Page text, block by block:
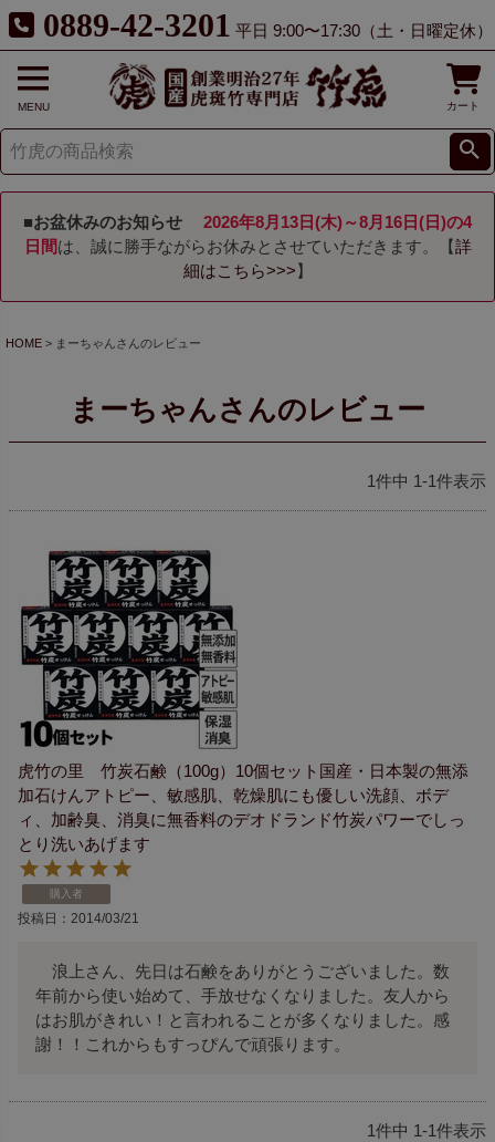
0889-42-3201 平日 9:00〜17:30（土・日曜定休）
MENU カート
■お盆休みのお知らせ
2026年8月13日(木)～8月16日(日)の4
日間は、誠に勝手ながらお休みとさせていただきます。【詳
細はこちら>>> 】
HOME まーちゃんさんのレビュー
まーちゃんさんのレビュー
1件中 1-1件表示
虎竹の里 竹炭石鹸（100g）10個セット国産・日本製の無添
加石けんアトピー、敏感肌、乾燥肌にも優しい洗顔、ボデ
ィ、加齢臭、消臭に無香料のデオドランド竹炭パワーでしっ
とり洗いあげます
購入者
投稿日 2014/03/21
浪上さん、先日は石鹸をありがとうございました。数
年前から使い始めて、手放せなくなりました。友人から
はお肌がきれい！と言われることが多くなりました。感
1件中 1-1件表示